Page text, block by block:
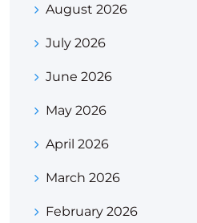
August 2026
July 2026
June 2026
May 2026
April 2026
March 2026
February 2026